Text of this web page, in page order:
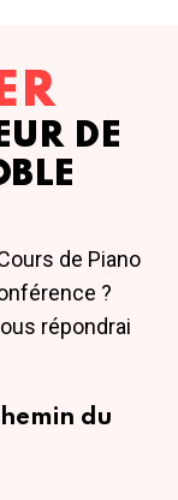
DE
de Piano
?
répondrai
du